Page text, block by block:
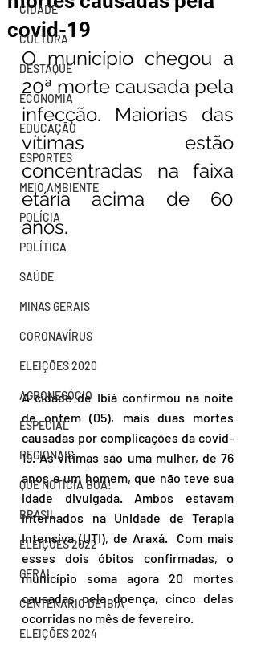
CIDADE
CULTURA
DESTAQUE
ECONOMIA
EDUCAÇÃO
ESPORTES
MEIO AMBIENTE
POLÍCIA
POLÍTICA
SAÚDE
MINAS GERAIS
CORONAVÍRUS
ELEIÇÕES 2020
AGRONEGÓCIO
ESPECIAL
REGIONAIS
QUE NOTÍCIA BOA!
BRASIL
ELEIÇÕES 2022
GERAL
CENTENÁRIO DE IBIÁ
ELEIÇÕES 2024
covid-19
O município chegou a
20ª morte causada pela
infecção. Maiorias das
vítimas estão
concentradas na faixa
etária acima de 60
anos.
A cidade de Ibiá confirmou na noite
de ontem (05), mais duas mortes
causadas por complicações da covid-
19. As vítimas são uma mulher, de 76
anos e um homem, que não teve sua
idade divulgada. Ambos estavam
internados na Unidade de Terapia
Intensiva (UTI), de Araxá.  Com mais
esses dois óbitos confirmadas, o
município soma agora 20 mortes
causadas pela doença, cinco delas
ocorridas no mês de fevereiro.